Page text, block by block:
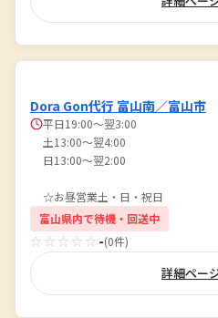
Dora Gon代行 富山南／富山市
平日19:00〜翌3:00
土13:00〜翌4:00
日13:00〜翌2:00
☆お昼営業土・日・祝日
富山県内で待機・回送中
☆☆☆☆☆ -(0件)
詳細ペー